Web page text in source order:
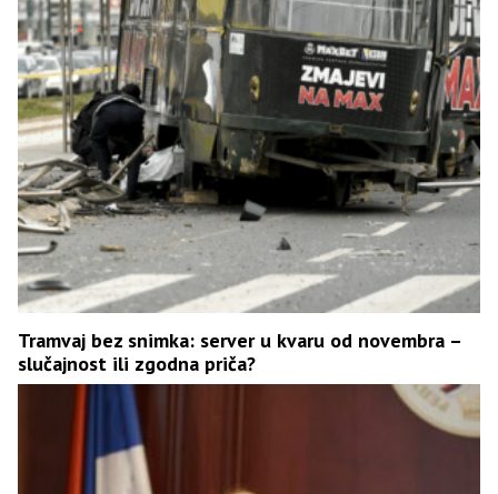
Tramvaj bez snimka: server u kvaru od novembra –
slučajnost ili zgodna priča?